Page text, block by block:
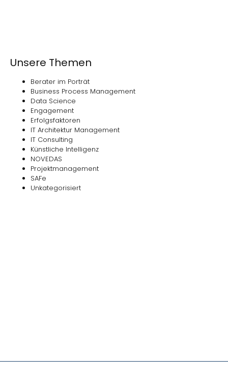
Unsere Themen
Berater im Porträt
Business Process Management
Data Science
Engagement
Erfolgsfaktoren
IT Architektur Management
IT Consulting
Künstliche Intelligenz
NOVEDAS
Projektmanagement
SAFe
Unkategorisiert